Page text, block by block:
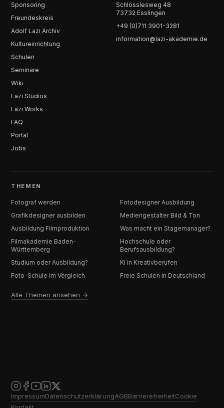
Sponsoring
Freundeskreis
Adolf Lazi Archiv
Kultureinrichtung
Schulen
Seminare
Wiki
Lazi Studios
Lazi Works
FAQ
Portal
Jobs
Schlösslesweg 48
73732 Esslingen
+49 (0)711 3901-3281
information@lazi-akademie.de
THEMEN
Fotograf werden
Fotodesigner Ausbildung
Grafikdesigner ausbilden
Mediengestalter Bild & Ton
Ausbildung Filmproduktion
Was macht ein Stagemanager?
Filmakademie Baden-
Württemberg
Hochschule oder
Berufsausbildung?
Studium oder Ausbildung?
KI in Kreativberufen
Foto-Schule im Vergleich
Freie Schulen in Deutschland
Alle Themen ansehen →
ImpressumDatenschutzerklärungAGBBarrierefreiheitCookie